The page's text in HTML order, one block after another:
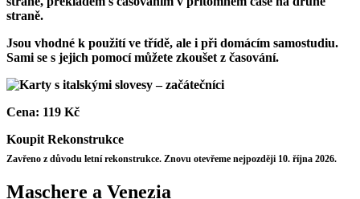
straně.
Jsou vhodné k použití ve třídě, ale i při domácím samostudiu.
Sami se s jejich pomocí můžete zkoušet z časování.
Cena: 119 Kč
Koupit Rekonstrukce
Zavřeno z důvodu letní rekonstrukce. Znovu otevřeme nejpozději 10. října 2026.
Maschere a Venezia